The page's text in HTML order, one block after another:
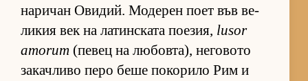
на­ри­чан Ови­дий. Мо­де­рен поет във ве­
ли­кия век на ла­тин­с­ката по­е­зия, lusor
amorum (пе­вец на лю­бов­та), не­го­вото
за­кач­ливо перо беше по­ко­рило Рим и